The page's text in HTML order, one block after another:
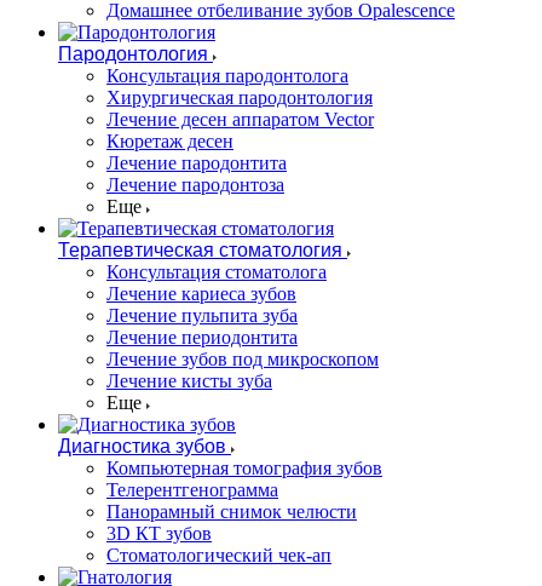
Домашнее отбеливание зубов Opalescence
Пародонтология
Консультация пародонтолога
Хирургическая пародонтология
Лечение десен аппаратом Vector
Кюретаж десен
Лечение пародонтита
Лечение пародонтоза
Еще
Терапевтическая стоматология
Консультация стоматолога
Лечение кариеса зубов
Лечение пульпита зуба
Лечение периодонтита
Лечение зубов под микроскопом
Лечение кисты зуба
Еще
Диагностика зубов
Компьютерная томография зубов
Телерентгенограмма
Панорамный снимок челюсти
3D КТ зубов
Стоматологический чек-ап